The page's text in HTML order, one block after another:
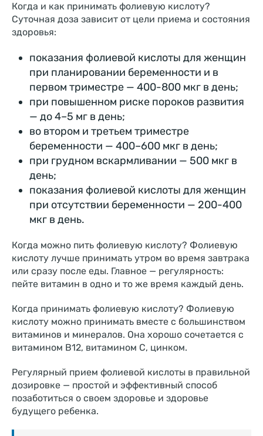
Когда и как принимать фолиевую кислоту?
Суточная доза зависит от цели приема и состояния
здоровья:
показания фолиевой кислоты для женщин
при планировании беременности и в
первом триместре — 400-800 мкг в день;
при повышенном риске пороков развития
— до 4–5 мг в день;
во втором и третьем триместре
беременности — 400–600 мкг в день;
при грудном вскармливании — 500 мкг в
день;
показания фолиевой кислоты для женщин
при отсутствии беременности — 200-400
мкг в день.
Когда можно пить фолиевую кислоту? Фолиевую
кислоту лучше принимать утром во время завтрака
или сразу после еды. Главное — регулярность:
пейте витамин в одно и то же время каждый день.
Когда принимать фолиевую кислоту? Фолиевую
кислоту можно принимать вместе с большинством
витаминов и минералов. Она хорошо сочетается с
витамином B12, витамином C, цинком.
Регулярный прием фолиевой кислоты в правильной
дозировке — простой и эффективный способ
позаботиться о своем здоровье и здоровье
будущего ребенка.